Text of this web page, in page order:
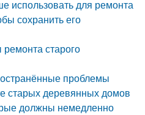
использовать для ремонта
сохранить его
старого
проблемы
старых деревянных домов
должны немедленно